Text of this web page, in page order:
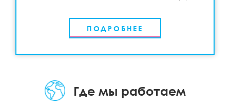
ПОДРОБНЕЕ
Где мы работаем